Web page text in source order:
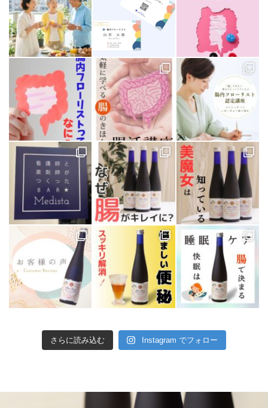
さらに読み込む Instagram でフォロー